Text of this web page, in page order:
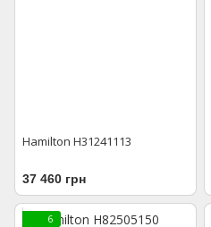
Hamilton H31241113
37 460 грн
6